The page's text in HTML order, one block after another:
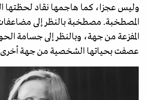
وليس عجزا، كما هاجمها نقاد لحظتها
المصطخبة. مصطخبة بالنظر إلى
المفزعة من جهة، وبالنظر إلى جسامة
عصفت بحياتها الشخصية من جهة